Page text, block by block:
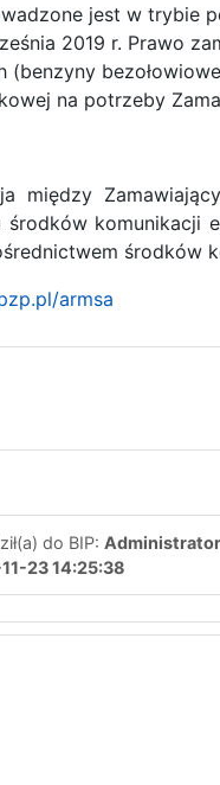
jest w trybie
2019 r. Prawo
na potrzeby
między
komunikacji
środków
armsa
do BIP: Administrator
23 14:25:38